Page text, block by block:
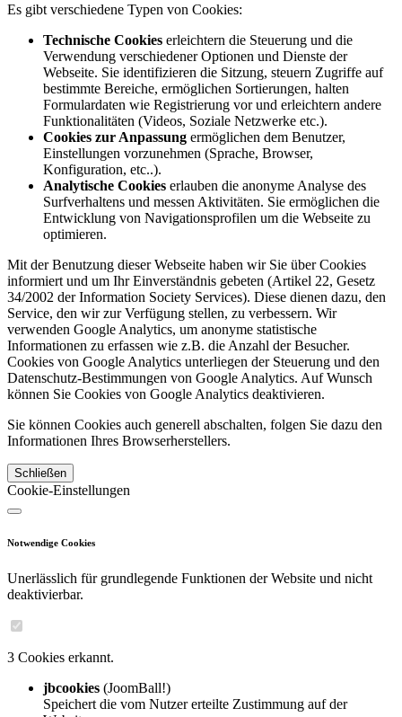
Es gibt verschiedene Typen von Cookies:
Technische Cookies erleichtern die Steuerung und die
Verwendung verschiedener Optionen und Dienste der
Webseite. Sie identifizieren die Sitzung, steuern Zugriffe auf
bestimmte Bereiche, ermöglichen Sortierungen, halten
Formulardaten wie Registrierung vor und erleichtern andere
Funktionalitäten (Videos, Soziale Netzwerke etc.).
Cookies zur Anpassung ermöglichen dem Benutzer,
Einstellungen vorzunehmen (Sprache, Browser,
Konfiguration, etc..).
Analytische Cookies erlauben die anonyme Analyse des
Surfverhaltens und messen Aktivitäten. Sie ermöglichen die
Entwicklung von Navigationsprofilen um die Webseite zu
optimieren.
Mit der Benutzung dieser Webseite haben wir Sie über Cookies
informiert und um Ihr Einverständnis gebeten (Artikel 22, Gesetz
34/2002 der Information Society Services). Diese dienen dazu, den
Service, den wir zur Verfügung stellen, zu verbessern. Wir
verwenden Google Analytics, um anonyme statistische
Informationen zu erfassen wie z.B. die Anzahl der Besucher.
Cookies von Google Analytics unterliegen der Steuerung und den
Datenschutz-Bestimmungen von Google Analytics. Auf Wunsch
können Sie Cookies von Google Analytics deaktivieren.
Sie können Cookies auch generell abschalten, folgen Sie dazu den
Informationen Ihres Browserherstellers.
Schließen
Cookie-Einstellungen
Notwendige Cookies
Unerlässlich für grundlegende Funktionen der Website und nicht
deaktivierbar.
3 Cookies erkannt.
jbcookies (JoomBall!)
Speichert die vom Nutzer erteilte Zustimmung auf der